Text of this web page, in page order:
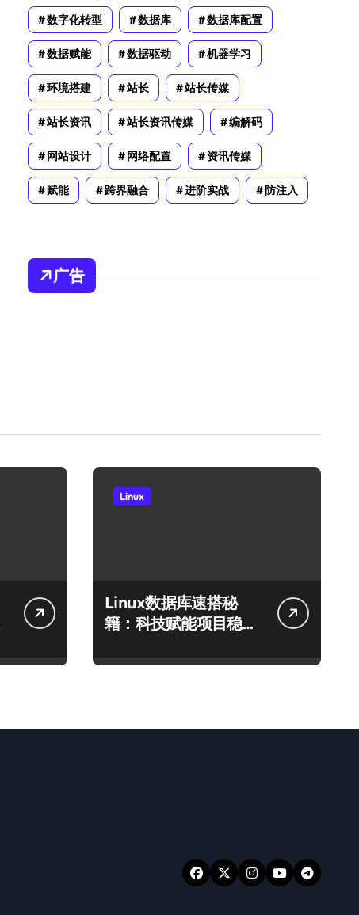
数字化转型 数据库 数据库配置
数据赋能 数据驱动 机器学习
环境搭建 站长 站长传媒
站长资讯 站长资讯传媒 编解码
网站设计 网络配置 资讯传媒
赋能 跨界融合 进阶实战 防注入
广告
Linux
Linux数据库速搭秘
籍：科技赋能项目稳定